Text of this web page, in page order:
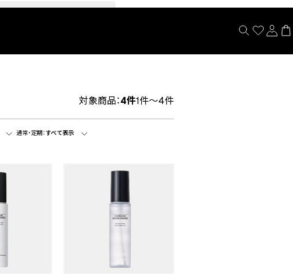
対象商品：4件1件～4件
通常・定期：すべて表示